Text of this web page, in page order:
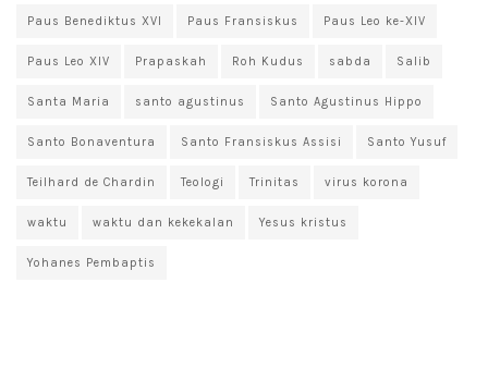
Paus Benediktus XVI Paus Fransiskus Paus Leo ke-XIV
Paus Leo XIV Prapaskah Roh Kudus sabda Salib
Santa Maria santo agustinus Santo Agustinus Hippo
Santo Bonaventura Santo Fransiskus Assisi Santo Yusuf
Teilhard de Chardin Teologi Trinitas virus korona
waktu waktu dan kekekalan Yesus kristus
Yohanes Pembaptis